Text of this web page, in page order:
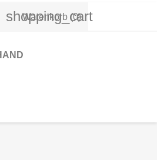
shopping_cart
Warenkorb (0)